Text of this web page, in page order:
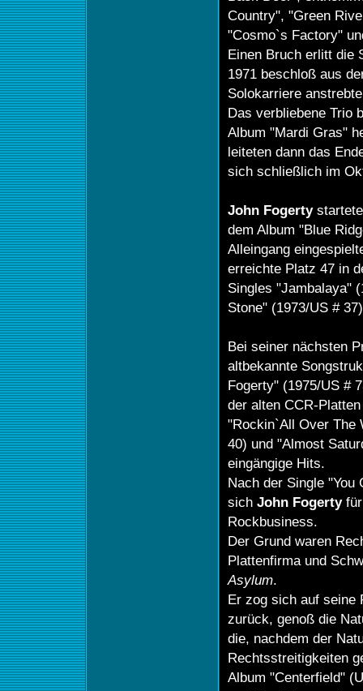
Country", "Green
"Cosmo`s Factory"
Einen Bruch erlitt die
1971 beschloß aus
Solokarriere
Das verbliebene Trio
Album "Mardi Gras"
leiteten dann das
sich schließlich im
John Fogertystartete
dem Album "Blue
Alleingang
erreichte Platz 47 in
Singles "Jambalaya"
Stone" (1973/US #
Bei seiner nächsten
altbekannte
Fogerty" (1975/US #
der alten CCR-
"Rockin`All Over The
40) und "Almost
eingängige Hits.
Nach der Single "You
sich John Fogertyfür
Rockbusiness.
Der Grund waren
Plattenfirma und
Asylum.
Er zog sich auf seine
zurück, genoß die
die, nachdem der
Rechtsstreitigkeiten
Album "Centerfield"